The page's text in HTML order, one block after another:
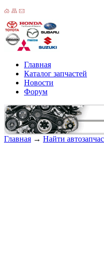
Главная
Каталог запчастей
Новости
Форум
Главная → Найти